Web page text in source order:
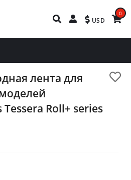
USD
0
лента для
Tessera Roll+ series